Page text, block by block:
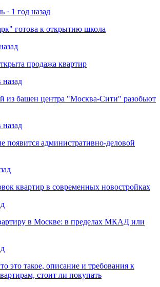
· 1 год назад
готова к открытию школа
продажа квартир
назад
из башен центра "Москва-Сити" разобьют
назад
появится административно-деловой
квартир в современных новостройках
в Москве: в пределах МКАД или
это такое, описание и требования к
стоит ли покупать